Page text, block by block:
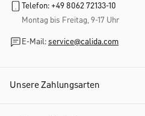
Telefon: +49 8062 72133-10
Montag bis Freitag, 9-17 Uhr
E-Mail: service@calida.com
Unsere Zahlungsarten